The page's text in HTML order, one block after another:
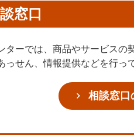
窓口
ターでは、商品やサービス
っせん、情報提供などを行っ
相談窓口